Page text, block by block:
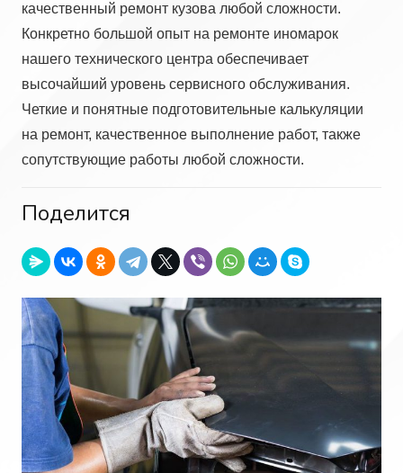
качественный ремонт кузова любой сложности.
Конкретно большой опыт на ремонте иномарок
нашего технического центра обеспечивает
высочайший уровень сервисного обслуживания.
Четкие и понятные подготовительные калькуляции
на ремонт, качественное выполнение работ, также
сопутствующие работы любой сложности.
Поделится